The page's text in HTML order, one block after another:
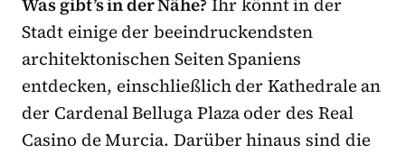
Stadt einige der beeindruckendsten
architektonischen Seiten Spaniens
entdecken, einschließlich der Kathedrale an
der Cardenal Belluga Plaza oder des Real
Casino de Murcia. Darüber hinaus sind die